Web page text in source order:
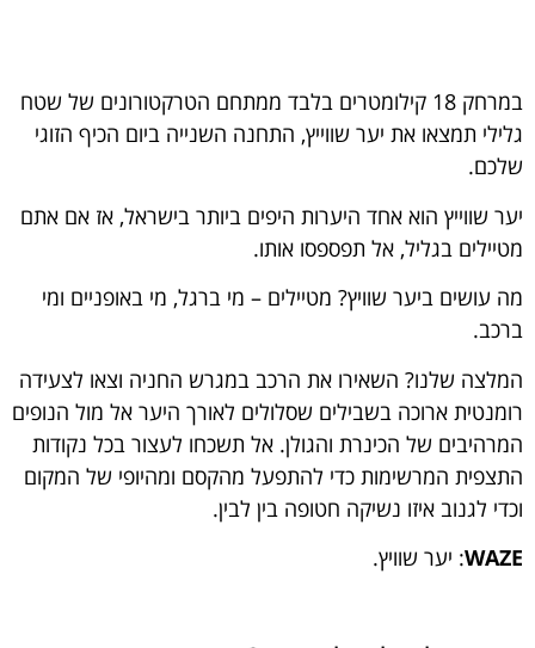
במרחק 18 קילומטרים בלבד ממתחם הטרקטורונים של שטח
גלילי תמצאו את יער שווייץ, התחנה השנייה ביום הכיף הזוגי
שלכם.
יער שווייץ הוא אחד היערות היפים ביותר בישראל, אז אם אתם
מטיילים בגליל, אל תפספסו אותו.
מה עושים ביער שוויץ? מטיילים – מי ברגל, מי באופניים ומי
ברכב.
המלצה שלנו? השאירו את הרכב במגרש החניה וצאו לצעידה
רומנטית ארוכה בשבילים שסלולים לאורך היער אל מול הנופים
המרהיבים של הכינרת והגולן. אל תשכחו לעצור בכל נקודות
התצפית המרשימות כדי להתפעל מהקסם ומהיופי של המקום
וכדי לגנוב איזו נשיקה חטופה בין לבין.
WAZE: יער שוויץ.